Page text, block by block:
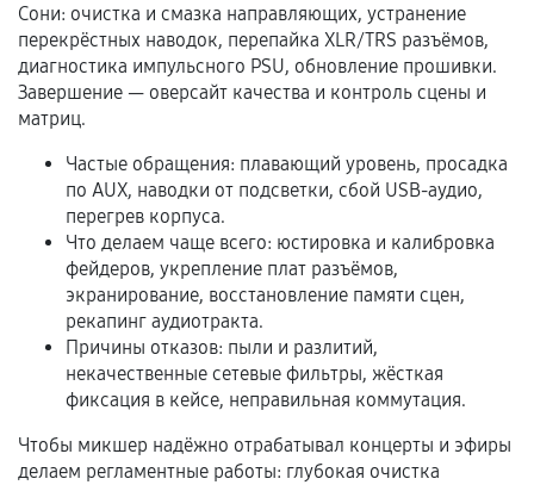
Гарантийный талон.
Акт выполненных работ с датой, перечнем
услуг и сроком гарантии.
и кассовый чек.
Расширенная гарантия
В некоторых случаях возможно оформление
расширенной гарантии. Стоимость, сроки и
условия продления согласовываются отдельно и
фиксируются в документах.
Сони: очистка и смазка направляющих, устранение
перекрёстных наводок, перепайка XLR/TRS разъёмов,
диагностика импульсного PSU, обновление прошивки.
Завершение — оверсайт качества и контроль сцены и
матриц.
Частые обращения: плавающий уровень, просадка
по AUX, наводки от подсветки, сбой USB-аудио,
перегрев корпуса.
Что делаем чаще всего: юстировка и калибровка
фейдеров, укрепление плат разъёмов,
экранирование, восстановление памяти сцен,
рекапинг аудиотракта.
Причины отказов: пыли и разлитий,
некачественные сетевые фильтры, жёсткая
фиксация в кейсе, неправильная коммутация.
Чтобы микшер надёжно отрабатывал концерты и эфиры
делаем регламентные работы: глубокая очистка